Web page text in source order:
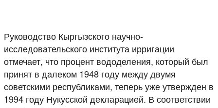
Руководство Кыргызского научно-
исследовательского института ирригации
отмечает, что процент вододеления, который был
принят в далеком 1948 году между двумя
советскими республиками, теперь уже утвержден в
1994 году Нукусской декларацией. В соответствии